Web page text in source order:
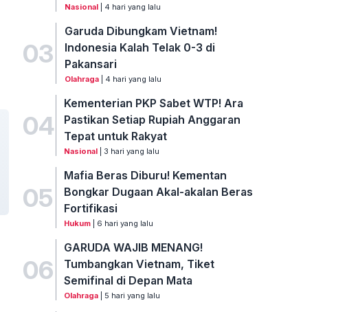
Nasional| 4 hari yang lalu
03
Garuda Dibungkam Vietnam!
Indonesia Kalah Telak 0-3 di
Pakansari
Olahraga| 4 hari yang lalu
04
Kementerian PKP Sabet WTP! Ara
Pastikan Setiap Rupiah Anggaran
Tepat untuk Rakyat
Nasional | 3 hari yang lalu
05
Mafia Beras Diburu! Kementan
Bongkar Dugaan Akal-akalan Beras
Fortifikasi
Hukum | 6 hari yang lalu
06
GARUDA WAJIB MENANG!
Tumbangkan Vietnam, Tiket
Semifinal di Depan Mata
Olahraga | 5 hari yang lalu